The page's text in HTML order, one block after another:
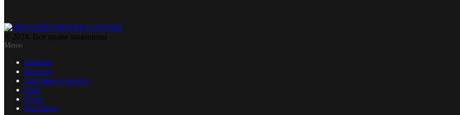
Меню
Главная
Каталог
Доставка и оплата
Блог
О нас
Контакты